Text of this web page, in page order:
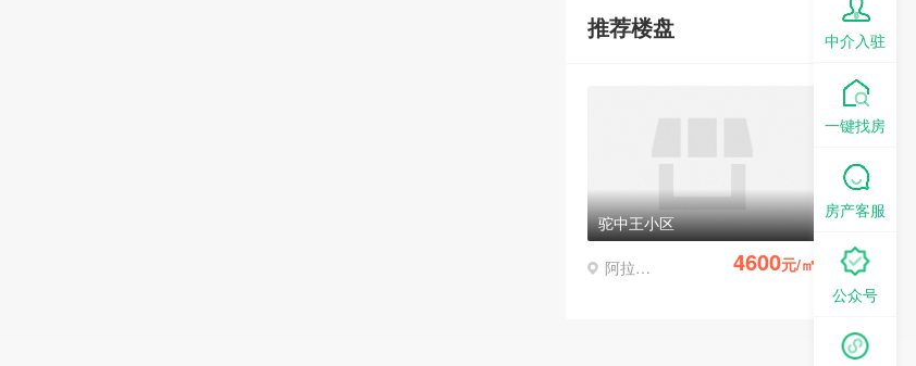
推荐楼盘
驼中王小区
阿拉善左旗 4600元/㎡
中介入驻
一键找房
房产客服
公众号